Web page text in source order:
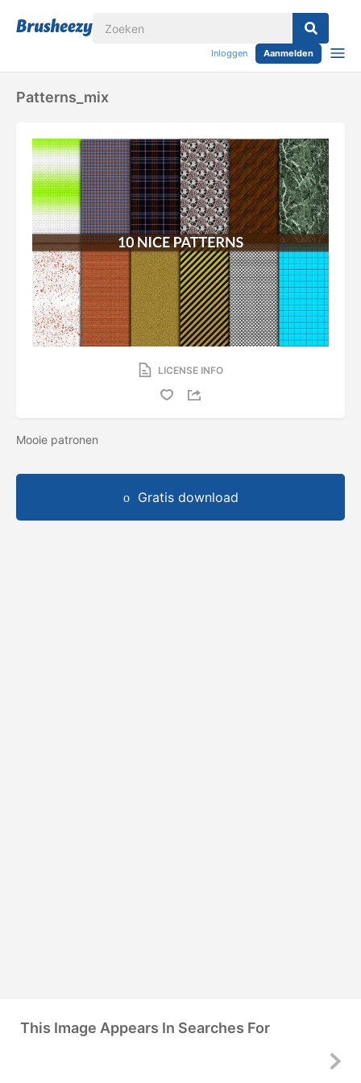
Inloggen Aanmelden
Patterns_mix
LICENSE INFO
Mooie patronen
Gratis download
This Image Appears In Searches For